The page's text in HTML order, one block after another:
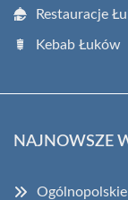
Restauracje
Kebab Łuków
NAJNOWSZE
Ogólnopolskie